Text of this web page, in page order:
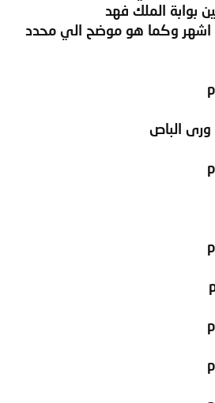
بوابة الملك فهد
وكما هو موضح الي محدد
ورى الباص